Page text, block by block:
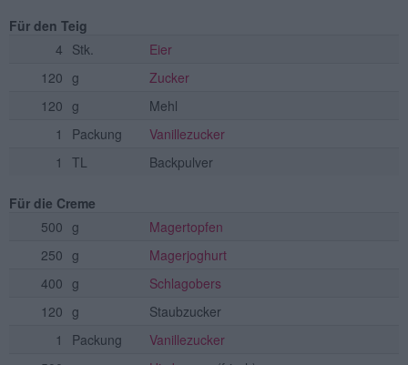
Für den Teig
4 Stk.
Eier
120 g
Zucker
120 g
Mehl
1
Packung
Vanillezucker
1
TL Backpulver
Für die Creme
500 g
Magertopfen
250 g
Magerjoghurt
400 g
Schlagobers
120 g
Staubzucker
1
Packung
Vanillezucker